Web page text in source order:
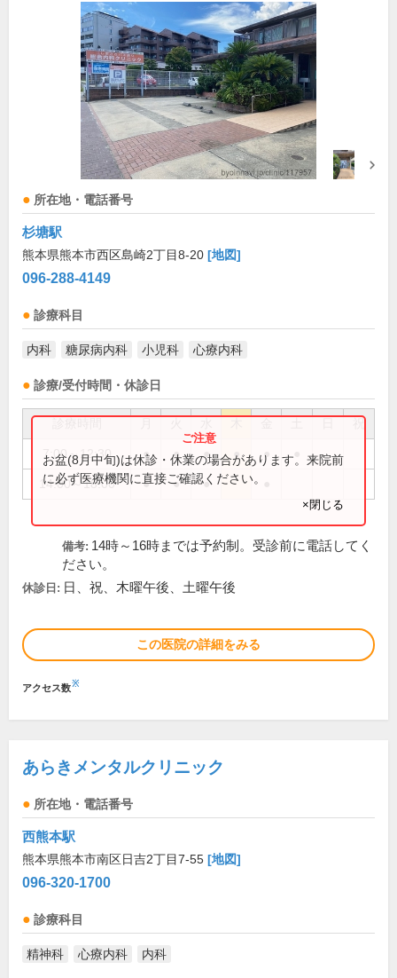
所在地・電話番号
杉塘駅
熊本県熊本市西区島崎2丁目8-20 [地図]
096-288-4149
診療科目
内科 糖尿病内科 小児科 心療内科
診療/受付時間・休診日
祝
7:00～12:30 ● ● ● ● ●
14:00～18:00 ● ● ●
お盆(8月中旬)は休診・休業の場合があります。来院前
に必ず医療機関に直接ご確認ください。
×閉じる
備考: 14時～16時までは予約制。受診前に電話してく
ださい。
休診日: 日、祝、木曜午後、土曜午後
この医院の詳細をみる
アクセス数※
あらきメンタルクリニック
所在地・電話番号
西熊本駅
熊本県熊本市南区日吉2丁目7-55 [地図]
096-320-1700
診療科目
精神科 心療内科 内科